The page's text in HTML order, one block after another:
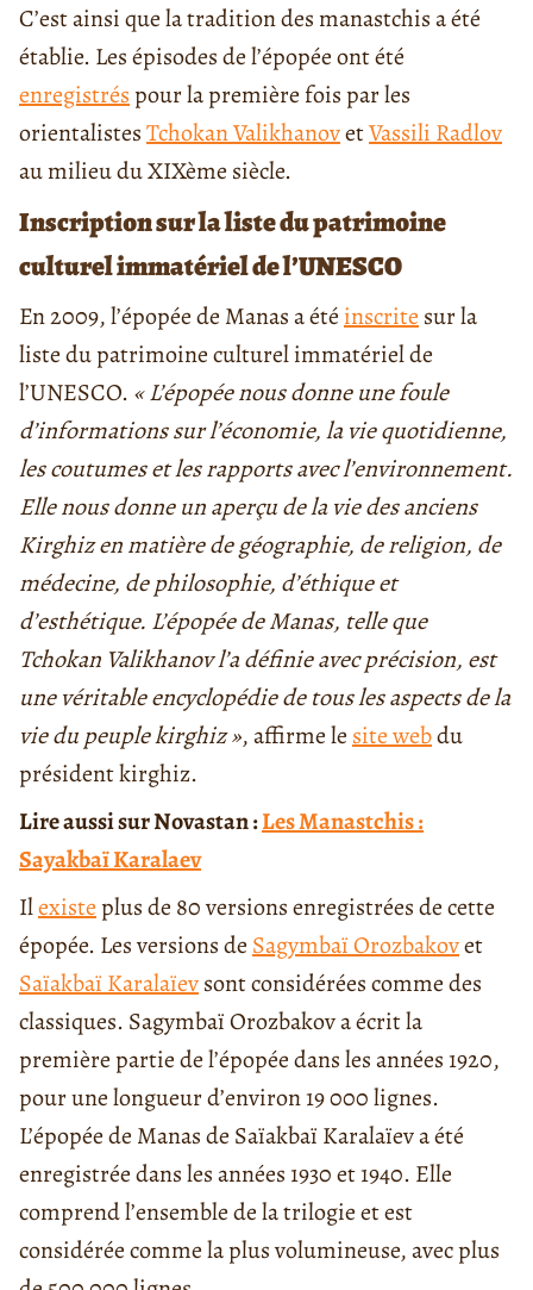
C’est ainsi que la tradition des manastchis a été
établie. Les épisodes de l’épopée ont été
enregistréspour la première fois par les
orientalistesTchokan ValikhanovetVassili Radlov
au milieu du XIXème siècle.
Inscription sur la liste du patrimoine
culturel immatériel de l’UNESCO
En 2009, l’épopée de Manas a étéinscritesur la
liste du patrimoine culturel immatériel de
l’UNESCO. « L’épopée nous donne une foule
d’informations sur l’économie, la vie quotidienne,
les coutumes et les rapports avec l’environnement.
Elle nous donne un aperçu de la vie des anciens
Kirghiz en matière de géographie, de religion, de
médecine, de philosophie, d’éthique et
d’esthétique. L’épopée de Manas, telle que
Tchokan Valikhanov l’a définie avec précision, est
une véritable encyclopédie de tous les aspects de la
vie du peuple kirghiz », affirme lesite webdu
président kirghiz.
Lire aussi sur Novastan :Les Manastchis :
Sayakbaï Karalaev
Ilexisteplus de 80 versions enregistrées de cette
épopée. Les versions deSagymbaï Orozbakovet
Saïakbaï Karalaïevsont considérées comme des
classiques. Sagymbaï Orozbakov a écrit la
première partie de l’épopée dans les années 1920,
pour une longueur d’environ 19 000 lignes.
L’épopée de Manas de Saïakbaï Karalaïev a été
enregistrée dans les années 1930 et 1940. Elle
comprend l’ensemble de la trilogie et est
considérée comme la plus volumineuse, avec plus